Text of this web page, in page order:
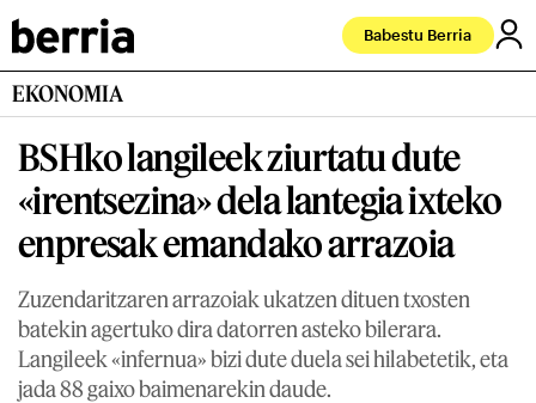
Babestu Berria
EKONOMIA
BSHko langileek ziurtatu dute
«irentsezina» dela lantegia ixteko
enpresak emandako arrazoia
Zuzendaritzaren arrazoiak ukatzen dituen txosten
batekin agertuko dira datorren asteko bilerara.
Langileek «infernua» bizi dute duela sei hilabetetik, eta
jada 88 gaixo baimenarekin daude.